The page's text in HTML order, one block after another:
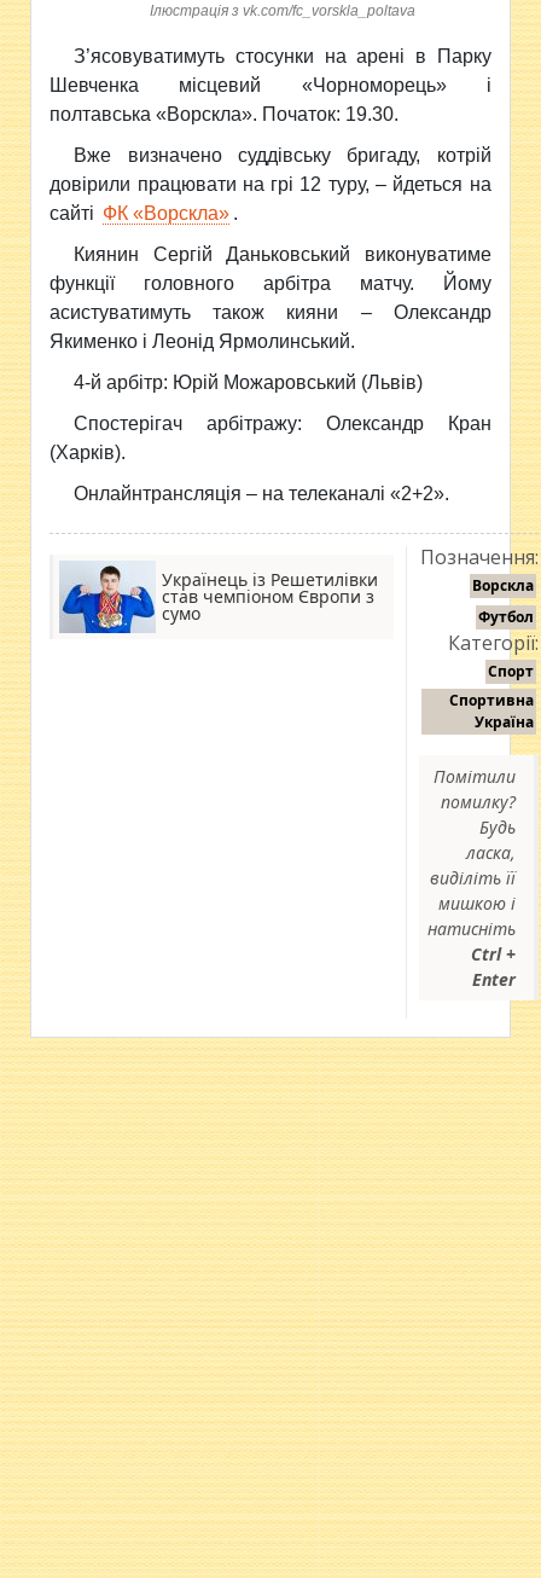
Ілюстрація з vk.com/fc_vorskla_poltava
З’ясовуватимуть стосунки на арені в Парку
Шевченка місцевий «Чорноморець» і
полтавська «Ворскла». Початок: 19.30.
Вже визначено суддівську бригаду, котрій
довірили працювати на грі 12 туру, – йдеться на
сайті ФК «Ворскла» .
Киянин Сергій Даньковський виконуватиме
функції головного арбітра матчу. Йому
асистуватимуть також кияни – Олександр
Якименко і Леонід Ярмолинський.
4-й арбітр: Юрій Можаровський (Львів)
Спостерігач арбітражу: Олександр Кран
(Харків).
Онлайнтрансляція – на телеканалі «2+2».
Українець із Решетилівки
став чемпіоном Європи з
сумо
Позначення:
Ворскла
Футбол
Категорії:
Спорт
Спортивна
Україна
Помітили
помилку?
Будь
ласка,
виділіть її
мишкою і
натисніть
Ctrl +
Enter